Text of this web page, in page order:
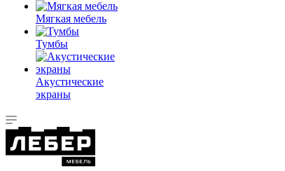
Мягкая мебель
Тумбы
Акустические
экраны